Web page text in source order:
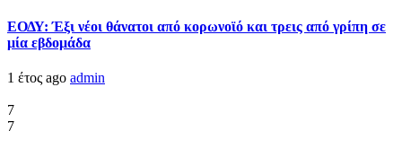
ΕΟΔΥ: Έξι νέοι θάνατοι από κορωνοϊό και τρεις από γρίπη σε
μία εβδομάδα
1 έτος ago admin
7
7